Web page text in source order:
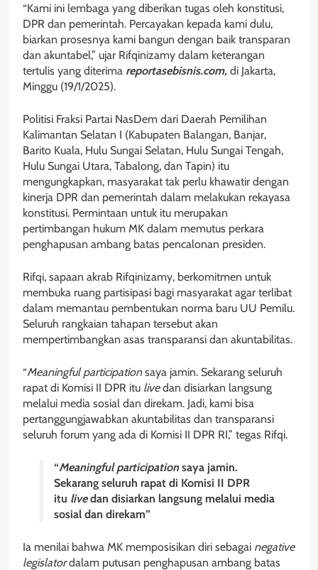
“Kami ini lembaga yang diberikan tugas oleh konstitusi,
DPR dan pemerintah. Percayakan kepada kami dulu,
biarkan prosesnya kami bangun dengan baik transparan
dan akuntabel,” ujar Rifqinizamy dalam keterangan
tertulis yang diterima reportasebisnis.com, di Jakarta,
Minggu (19/1/2025).
Politisi Fraksi Partai NasDem dari Daerah Pemilihan
Kalimantan Selatan I (Kabupaten Balangan, Banjar,
Barito Kuala, Hulu Sungai Selatan, Hulu Sungai Tengah,
Hulu Sungai Utara, Tabalong, dan Tapin) itu
mengungkapkan, masyarakat tak perlu khawatir dengan
kinerja DPR dan pemerintah dalam melakukan rekayasa
konstitusi. Permintaan untuk itu merupakan
pertimbangan hukum MK dalam memutus perkara
penghapusan ambang batas pencalonan presiden.
Rifqi, sapaan akrab Rifqinizamy, berkomitmen untuk
membuka ruang partisipasi bagi masyarakat agar terlibat
dalam memantau pembentukan norma baru UU Pemilu.
Seluruh rangkaian tahapan tersebut akan
mempertimbangkan asas transparansi dan akuntabilitas.
“Meaningful participationsaya jamin. Sekarang seluruh
rapat di Komisi II DPR itu livedan disiarkan langsung
melalui media sosial dan direkam. Jadi, kami bisa
pertanggungjawabkan akuntabilitas dan transparansi
seluruh forum yang ada di Komisi II DPR RI,” tegas Rifqi.
“Meaningful participationsaya jamin.
Sekarang seluruh rapat di Komisi II DPR
itu livedan disiarkan langsung melalui media
sosial dan direkam”
Ia menilai bahwa MK memposisikan diri sebagai negative
legislatordalam putusan penghapusan ambang batas